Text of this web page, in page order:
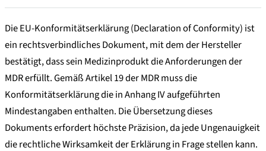
Die EU-Konformitätserklärung (Declaration of Conformity) ist
ein rechtsverbindliches Dokument, mit dem der Hersteller
bestätigt, dass sein Medizinprodukt die Anforderungen der
MDR erfüllt. Gemäß Artikel 19 der MDR muss die
Konformitätserklärung die in Anhang IV aufgeführten
Mindestangaben enthalten. Die Übersetzung dieses
Dokuments erfordert höchste Präzision, da jede Ungenauigkeit
die rechtliche Wirksamkeit der Erklärung in Frage stellen kann.